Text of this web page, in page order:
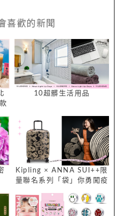
喜歡的新聞
10超髒生活用品
Kipling × ANNA SUI++限
量聯名系列「袋」你勇闖疫
印花，破蛹蝴蝶開啟繽紛新
旅程！